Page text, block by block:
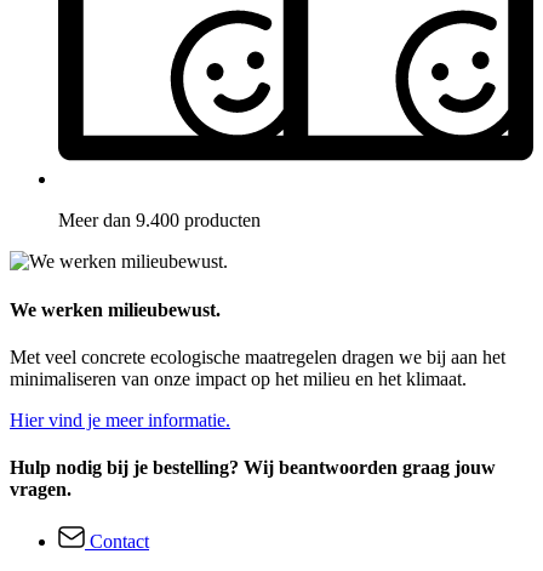
Meer dan 9.400 producten
We werken milieubewust.
Met veel concrete ecologische maatregelen dragen we bij aan het
minimaliseren van onze impact op het milieu en het klimaat.
Hier vind je meer informatie.
Hulp nodig bij je bestelling? Wij beantwoorden graag jouw
vragen.
Contact